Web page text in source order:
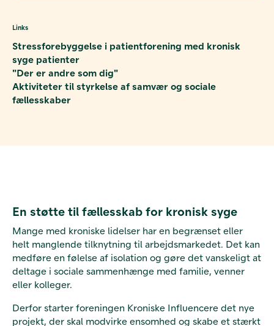
Links
Stressforebyggelse i patientforening med kronisk
syge patienter
"Der er andre som dig"
Aktiviteter til styrkelse af samvær og sociale
fællesskaber
En støtte til fællesskab for kronisk syge
Mange med kroniske lidelser har en begrænset eller
helt manglende tilknytning til arbejdsmarkedet. Det kan
medføre en følelse af isolation og gøre det vanskeligt at
deltage i sociale sammenhænge med familie, venner
eller kolleger.
Derfor starter foreningen Kroniske Influencere det nye
projekt, der skal modvirke ensomhed og skabe et stærkt